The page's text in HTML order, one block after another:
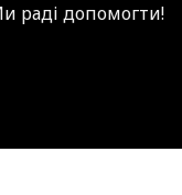
раді допомогти!